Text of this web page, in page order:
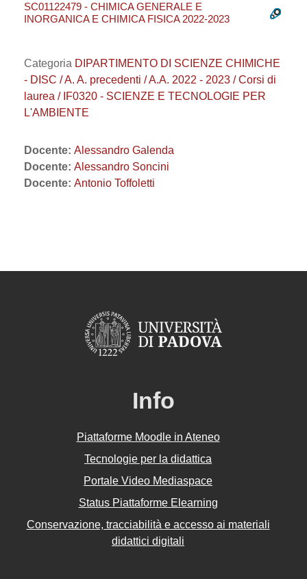
SC01122479 - CHIMICA GENERALE E
INORGANICA E CHIMICA FISICA 2022-2023
Categoria DIPARTIMENTO DI SCIENZE CHIMICHE
- DISC / A. A. precedenti / A.A. 2022 - 2023 / Corsi di
laurea / IF0320 - SCIENZE E TECNOLOGIE PER
L'AMBIENTE
Docente: Alessandro Galenda
Docente: Alessandro Soncini
Docente: Antonio Toffoletti
Info
Piattaforme Moodle in Ateneo
Tecnologie per la didattica
Portale Video Mediaspace
Status Piattaforme Elearning
Conservazione, tracciabilità e accesso ai materiali
didattici digitali